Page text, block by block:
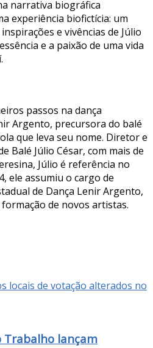
narrativa biográfica
experiência biofictícia: um
e vivências de Júlio
e a paixão de uma vida
passos na dança
Argento, precursora do balé
que leva seu nome. Diretor e
Balé Júlio César, com mais de
Júlio é referência no
ele assumiu o cargo de
de Dança Lenir Argento,
de novos artistas.
Trabalho lançam